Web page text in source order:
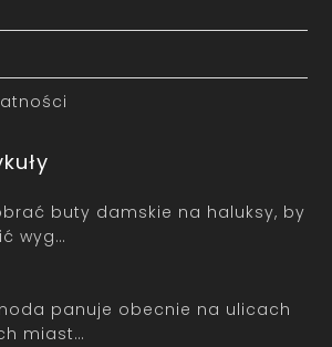
buty damskie na haluksy, by
wyg…
panuje obecnie na ulicach
miast…